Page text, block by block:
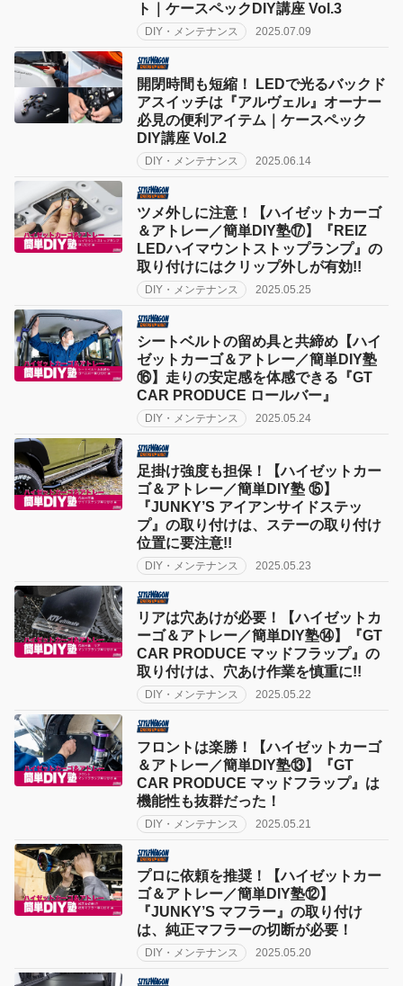
ト｜ケースペックDIY講座 Vol.3
DIY・メンテナンス 2025.07.09
開閉時間も短縮！ LEDで光るバックド
アスイッチは『アルヴェル』オーナー
必見の便利アイテム｜ケースペック
DIY講座 Vol.2
DIY・メンテナンス 2025.06.14
ツメ外しに注意！【ハイゼットカーゴ
＆アトレー／簡単DIY塾⑰】『REIZ
LEDハイマウントストップランプ』の
取り付けにはクリップ外しが有効!!
DIY・メンテナンス 2025.05.25
シートベルトの留め具と共締め【ハイ
ゼットカーゴ＆アトレー／簡単DIY塾
⑯】走りの安定感を体感できる『GT
CAR PRODUCE ロールバー』
DIY・メンテナンス 2025.05.24
足掛け強度も担保！【ハイゼットカー
ゴ＆アトレー／簡単DIY塾 ⑮】
『JUNKY’S アイアンサイドステッ
プ』の取り付けは、ステーの取り付け
位置に要注意!!
DIY・メンテナンス 2025.05.23
リアは穴あけが必要！【ハイゼットカ
ーゴ＆アトレー／簡単DIY塾⑭】『GT
CAR PRODUCE マッドフラップ』の
取り付けは、穴あけ作業を慎重に!!
DIY・メンテナンス 2025.05.22
フロントは楽勝！【ハイゼットカーゴ
＆アトレー／簡単DIY塾⑬】『GT
CAR PRODUCE マッドフラップ』は
機能性も抜群だった！
DIY・メンテナンス 2025.05.21
プロに依頼を推奨！【ハイゼットカー
ゴ＆アトレー／簡単DIY塾⑫】
『JUNKY’S マフラー』の取り付け
は、純正マフラーの切断が必要！
DIY・メンテナンス 2025.05.20